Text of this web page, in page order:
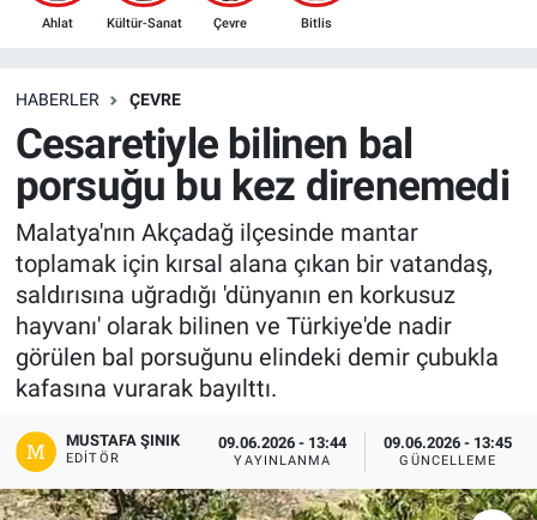
Ahlat Kültür-Sanat Çevre Bitlis
HABERLER ÇEVRE
Cesaretiyle bilinen bal
porsuğu bu kez direnemedi
Malatya'nın Akçadağ ilçesinde mantar
toplamak için kırsal alana çıkan bir vatandaş,
saldırısına uğradığı 'dünyanın en korkusuz
hayvanı' olarak bilinen ve Türkiye'de nadir
görülen bal porsuğunu elindeki demir çubukla
kafasına vurarak bayılttı.
MUSTAFA ŞINIK
EDITÖR
09.06.2026 - 13:44
YAYINLANMA
09.06.2026 - 13:45
GÜNCELLEME
Çevre
Eğitim
Ekonomi
Genel
Gündem
Kültür-Sanat
Magazin
Politika
Süper Lig Puan Durumu ve Fikstür
Son Dakika Haberleri
Haber Arşivi